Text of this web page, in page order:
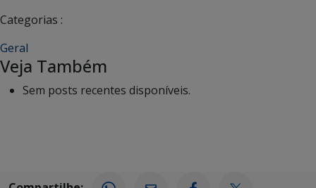
Categorias :
Geral
Veja Também
Sem posts recentes disponíveis.